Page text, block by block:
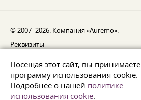
Посещая этот сайт, вы принимаете
программу использования cookie.
Подробнее о нашей политике
использования cookie.
© 2007–2026. Компания «Auremo».
Реквизиты
Уведомление об отзыве
Защита данных